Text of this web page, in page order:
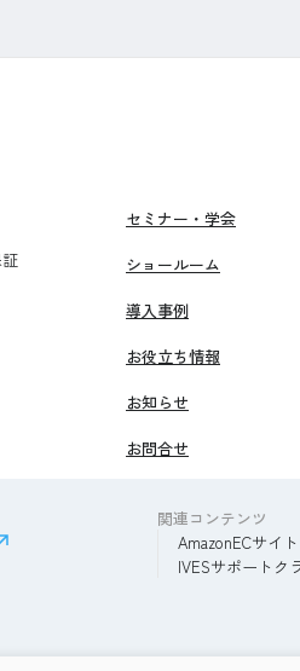
セミナー・学会
ショールーム
導入事例
お役立ち情報
お知らせ
お問合せ
関連コンテンツ
AmazonECサイト
IVESサポートク